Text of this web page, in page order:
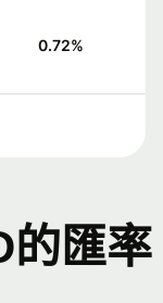
0.72%
的匯率